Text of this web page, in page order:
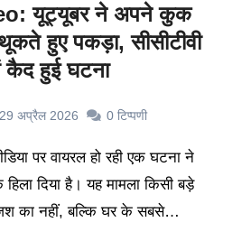
यूट्यूबर ने अपने कुक
हुए पकड़ा, सीसीटीवी
कैद हुई घटना
29 अप्रैल 2026 0 टिप्पणी
दिया है। यह मामला किसी बड़े
का नहीं, बल्कि घर के सबसे…